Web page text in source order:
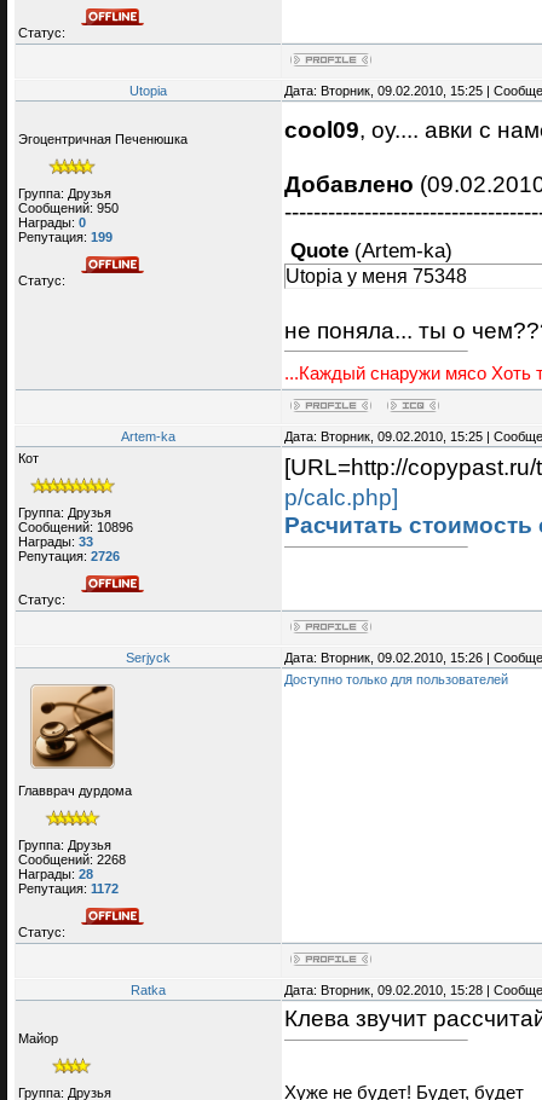
Статус:
Utopia Дата: Вторник, 09.02.2010, 15:25 |
Эгоцентричная Печенюшка
Группа: Друзья
Сообщений: 950
Награды: 0
Репутация: 199
Статус:
cool09, оу.... авки с
Добавлено
Quote (Artem-ka)
Utopia у меня 75348
не поняла... ты о
...Каждый снаружи мясо Хоть
Artem-ka
Дата: Вторник, 09.02.2010, 15:25 |
Кот
Группа: Друзья
Сообщений: 10896
Награды: 33
Репутация: 2726
Статус:
[URL=http://copypast.ru/
p/calc.php]
Расчитать стоимость
Serjyck Дата: Вторник, 09.02.2010, 15:26 |
Главврач дурдома
Группа: Друзья
Сообщений: 2268
Награды: 28
Репутация: 1172
Статус:
Доступно только для пользователей
Ratka Дата: Вторник, 09.02.2010, 15:28 |
Майор
Группа: Друзья
Клева звучит
Хуже не будет! Будет, будет